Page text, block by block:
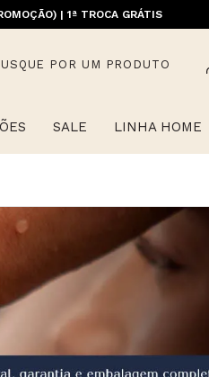
| 1ª TROCA GRÁTIS
POR UM PRODUTO
SALE LINHA HOME